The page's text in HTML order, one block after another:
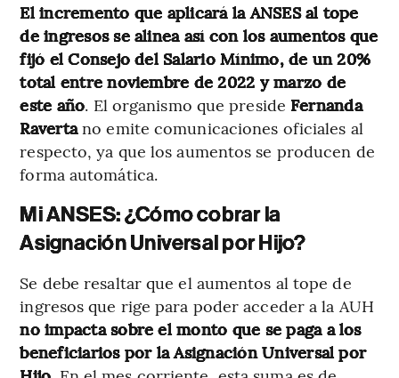
El incremento que aplicará la ANSES al tope
de ingresos se alinea así con los aumentos que
fijó el Consejo del Salario Mínimo, de un 20%
total entre noviembre de 2022 y marzo de
este año. El organismo que preside Fernanda
Ravertano emite comunicaciones oficiales al
respecto, ya que los aumentos se producen de
forma automática.
Mi ANSES: ¿Cómo cobrar la
Asignación Universal por Hijo?
Se debe resaltar que el aumentos al tope de
ingresos que rige para poder acceder a la AUH
no impacta sobre el monto que se paga a los
beneficiarios por la Asignación Universal por